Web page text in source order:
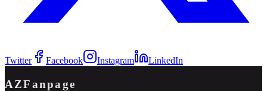
Twitter Facebook Instagram LinkedIn
AZFanpage